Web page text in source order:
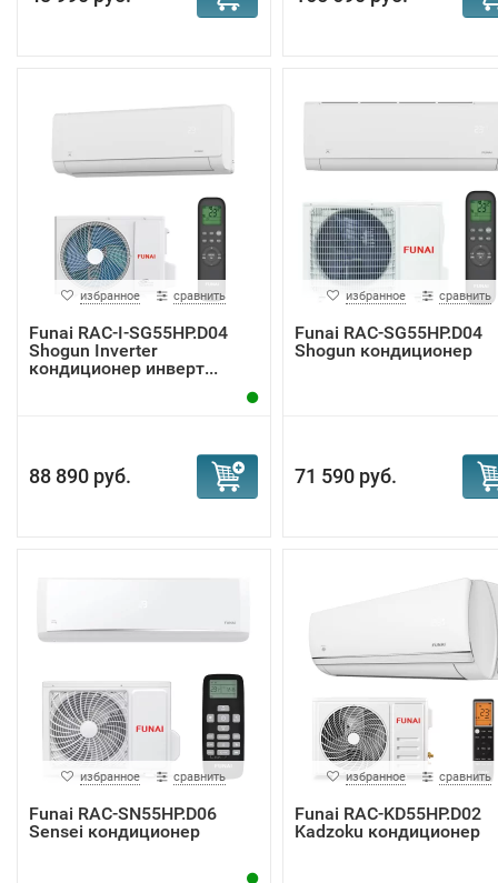
избранное сравнить
Funai RAC-I-SG55HP.D04
Shogun Inverter
кондиционер инверт...
88 890 руб.
избранное сравнить
Funai RAC-SG55HP.D04
Shogun кондиционер
71 590 руб.
избранное сравнить
Funai RAC-SN55HP.D06
Sensei кондиционер
избранное сравнить
Funai RAC-KD55HP.D02
Kadzoku кондиционер